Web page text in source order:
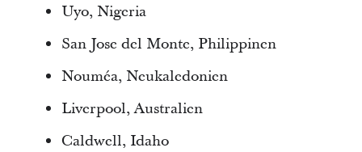
Uyo, Nigeria
San Jose del Monte, Philippinen
Nouméa, Neukaledonien
Liverpool, Australien
Caldwell, Idaho